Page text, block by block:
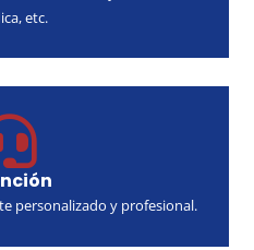
etc.
personalizado y profesional.